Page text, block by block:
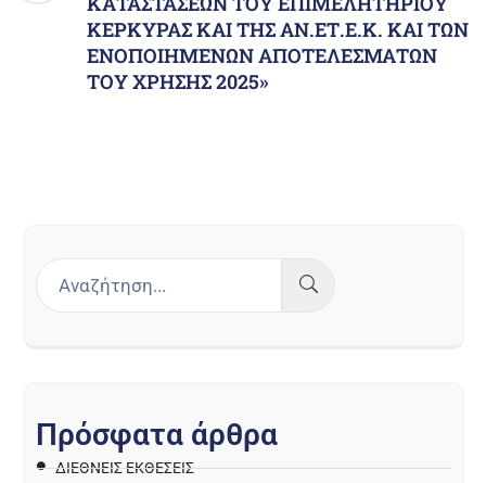
ΚΕΡΚΥΡΑΣ ΚΑΙ ΤΗΣ ΑΝ.ΕΤ.Ε.Κ. ΚΑΙ ΤΩΝ
ΕΝΟΠΟΙΗΜΕΝΩΝ ΑΠΟΤΕΛΕΣΜΑΤΩΝ
ΤΟΥ ΧΡΗΣΗΣ 2025»
Πρόσφατα άρθρα
ΔΙΕΘΝΕΙΣ ΕΚΘΕΣΕΙΣ